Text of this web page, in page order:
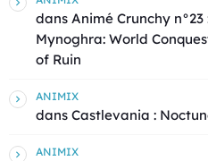
dans Animé Crunchy
Mynoghra: World
of Ruin
ANIMIX
dans Castlevania :
ANIMIX